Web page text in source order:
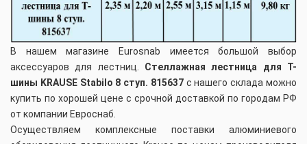
В нашем магазине Eurosnab имеется большой выбор
аксессуаров для лестниц. Стеллажная лестница для Т-
шины KRAUSE Stabilo 8 ступ. 815637с нашего склада можно
купить по хорошей цене с срочной доставкой по городам РФ
от компании Евроснаб.
Осуществляем комплексные поставки алюминиевого